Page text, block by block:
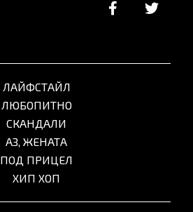
ЛАЙФСТАЙЛ
ЛЮБОПИТНО
СКАНДАЛИ
АЗ, ЖЕНАТА
ПОД ПРИЦЕЛ
ХИП ХОП